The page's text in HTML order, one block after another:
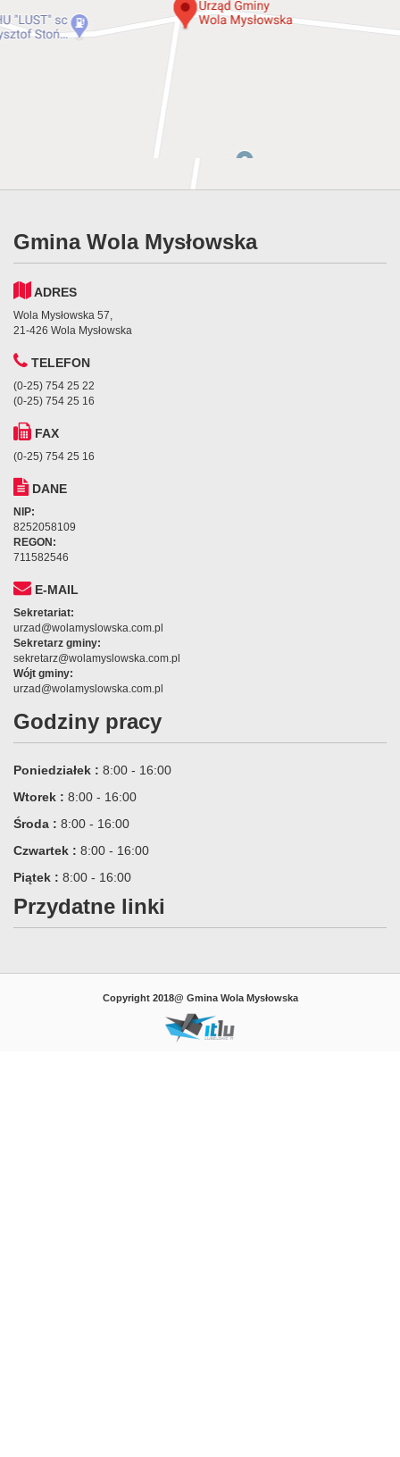
Gmina Wola Mysłowska
ADRES
Wola Mysłowska 57,
21-426 Wola Mysłowska
TELEFON
(0-25) 754 25 22
(0-25) 754 25 16
FAX
(0-25) 754 25 16
DANE
NIP:
8252058109
REGON:
711582546
E-MAIL
Sekretariat:
urzad@wolamyslowska.com.pl
Sekretarz gminy:
sekretarz@wolamyslowska.com.pl
Wójt gminy:
urzad@wolamyslowska.com.pl
Godziny pracy
Poniedziałek : 8:00 - 16:00
Wtorek : 8:00 - 16:00
Środa : 8:00 - 16:00
Czwartek : 8:00 - 16:00
Piątek : 8:00 - 16:00
Przydatne linki
Copyright 2018@ Gmina Wola Mysłowska